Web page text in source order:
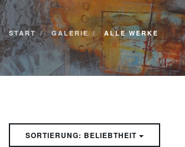
KONTAKT
GALERIE
SUCHE
START GALERIE ALLE WERKE
SORTIERUNG: BELIEBTHEIT